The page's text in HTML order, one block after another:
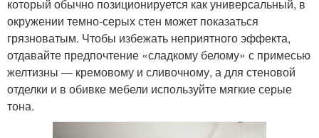
который обычно позиционируется как универсальный, в
окружении темно-серых стен может показаться
грязноватым. Чтобы избежать неприятного эффекта,
отдавайте предпочтение «сладкому белому» с примесью
желтизны ― кремовому и сливочному, а для стеновой
отделки и в обивке мебели используйте мягкие серые
тона.